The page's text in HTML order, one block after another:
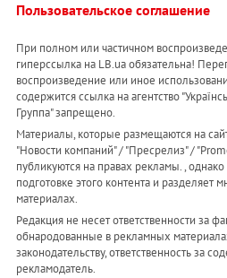
Пользовательское соглашение
При полном или частичном
гиперссылка на LB.ua обязательна!
воспроизведение или иное
содержится ссылка на агентство
Группа" запрещено.
Материалы, которые размещаются на
"Новости компаний" / "Пресрелиз" /
публикуются на правах рекламы. , однако
подготовке этого контента и разделяет
материалах.
Редакция не несет ответственности за
обнародованные в рекламных
законодательству, ответственность за
рекламодатель.